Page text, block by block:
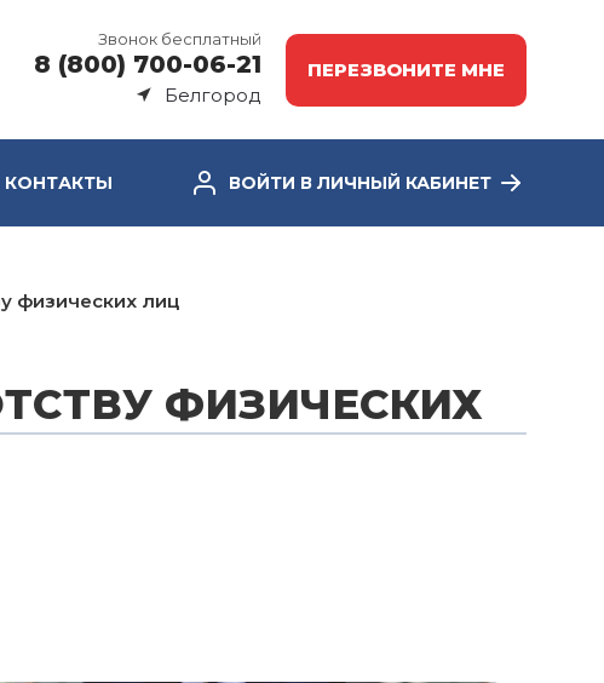
Звонок бесплатный
8 (800) 700-06-21
Белгород
ПЕРЕЗВОНИТЕ МНЕ
КОНТАКТЫ ВОЙТИ В ЛИЧНЫЙ КАБИНЕТ
физических лиц
ФИЗИЧЕСКИХ